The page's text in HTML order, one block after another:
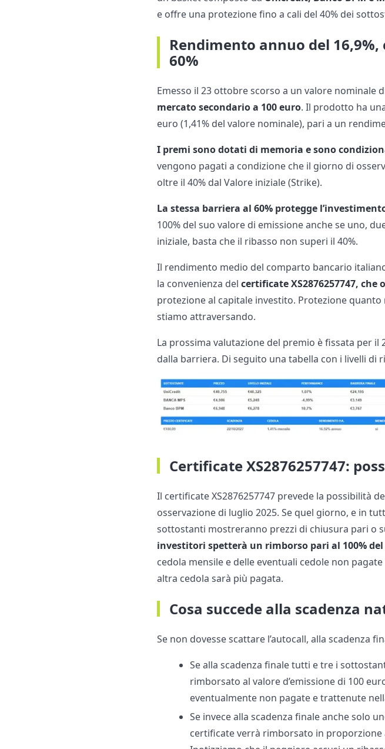
e offre una protezione fino a cali del 40% dei
Rendimento annuo del
60%
Emesso il 23 ottobre scorso a un valore nominale
mercato secondario a 100 euro. Il prodotto ha
euro (1,41% del valore nominale), pari a un
I premi sono dotati di memoria e sono
vengono pagati a condizione che il giorno di
oltre il 40% dal Valore iniziale (Strike).
La stessa barriera al 60% protegge
100% del suo valore di emissione anche se uno,
iniziale, basta che il ribasso non superi il 40%.
Il rendimento medio del comparto bancario
la convenienza delcertificate XS2876257747,
protezione al capitale investito. Protezione
stiamo attraversando.
La prossima valutazione del premio è fissata per
dalla barriera. Di seguito una tabella con i livelli
Certificate XS2876257747:
Il certificate XS2876257747 prevede la possibilità
osservazione di luglio 2025. Se quel giorno, e in
sottostanti mostreranno prezzi di chiusura pari
investitori spetterà un rimborso pari al 100%
cedola mensile e delle eventuali cedole non
altra cedola sarà più pagata.
Cosa succede alla scadenza
Se non dovesse scattare l’autocall, alla scadenza
Se alla scadenza finale tutti e tre i
rimborsato al valore d’emissione di 100
eventualmente non pagate e trattenute
Se invece alla scadenza finale anche solo
certificate verrà rimborsato in